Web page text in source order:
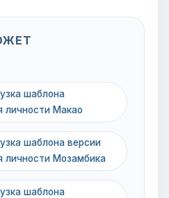
шаблона
личности Макао
шаблона версии
личности Мозамбика
шаблона